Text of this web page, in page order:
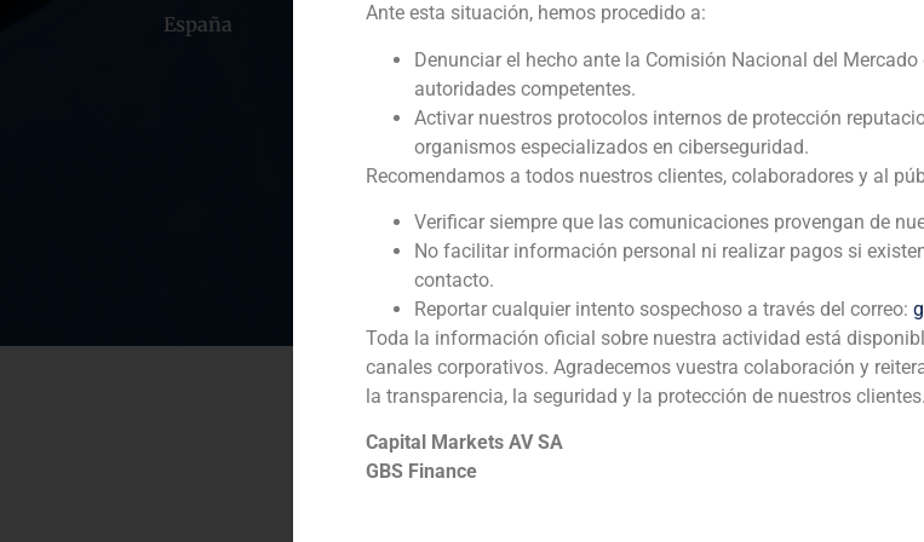
España Portugal Colombia México
Política de Cookies Política de Privacidad
Ante esta situación, hemos procedido a:
Denunciar el hecho ante la Comisión Nacional del
autoridades competentes.
Activar nuestros protocolos internos de protección
organismos especializados en ciberseguridad.
Recomendamos a todos nuestros clientes, colaboradores y al
Verificar siempre que las comunicaciones provengan de
No facilitar información personal ni realizar pagos si
contacto.
Reportar cualquier intento sospechoso a través del correo:
Toda la información oficial sobre nuestra actividad está
canales corporativos. Agradecemos vuestra colaboración y
la transparencia, la seguridad y la protección de nuestros clientes.
Capital Markets AV SA
GBS Finance